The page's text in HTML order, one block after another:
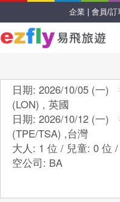
企業 | 會員/訂
日期: 2026/10/05 (一)
(LON) , 英國
日期: 2026/10/12 (一)
(TPE/TSA) ,台灣
大人: 1 位 / 兒童: 0 位
空公司: BA